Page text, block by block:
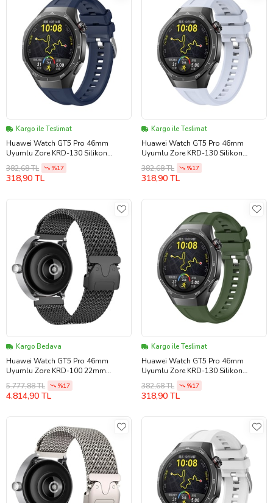
Kargo ile Teslimat
Huawei Watch GT5 Pro 46mm
Uyumlu Zore KRD-130 Silikon
Kordon Strap Kayış
382,68 TL %17
318,90 TL
Kargo ile Teslimat
Huawei Watch GT5 Pro 46mm
Uyumlu Zore KRD-130 Silikon
Kordon Strap Kayış
382,68 TL %17
318,90 TL
Kargo Bedava
Huawei Watch GT5 Pro 46mm
Uyumlu Zore KRD-100 22mm
Titanyum Hasır Kordon
5.777,88 TL %17
4.814,90 TL
Kargo ile Teslimat
Huawei Watch GT5 Pro 46mm
Uyumlu Zore KRD-130 Silikon
Kordon Strap Kayış
382,68 TL %17
318,90 TL